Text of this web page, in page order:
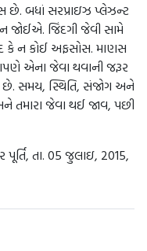
બધાં સરપ્રાઇઝ પ્લેઝન્ટ
જોઈએ. જિંદગી જેવી સામે
કે ન કોઈ અફસોસ. માણસ
એના જેવા થવાની જરૂર
સમય, સ્થિતિ, સંજોગ અને
તમારા જેવા થઈ જાવ, પછી
તા. 05 જુલાઇ, 2015,